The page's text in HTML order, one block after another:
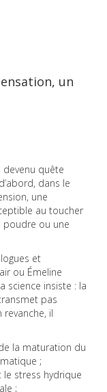
un
quête
dans le
une
au toucher
poudre ou une
et
ou Émeline
science insiste : la
pas
il
la maturation du
;
le stress hydrique
;